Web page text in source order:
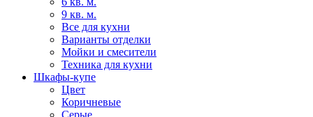
9 кв. м.
Все для кухни
Варианты отделки
Мойки и смесители
Техника для кухни
Шкафы-купе
Цвет
Коричневые
Серые